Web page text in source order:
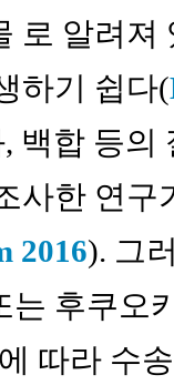
로 알려
하기 쉽다(
백합 등
사한 연
2016). 그
는 후쿠오
따라 수